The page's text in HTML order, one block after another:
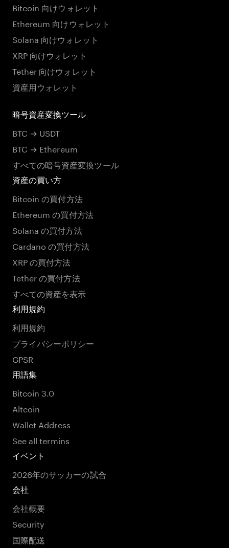
Bitcoin 向けウォレット
Ethereum 向けウォレット
Solana 向けウォレット
XRP 向けウォレット
Tether 向けウォレット
資産用ウォレット
暗号資産変換ツール
BTC → USDT
BTC → Ethereum
すべての暗号資産変換ツール
資産の買い方
Bitcoin の買付方法
Ethereum の買付方法
Solana の買付方法
Cardano の買付方法
XRP の買付方法
Tether の買付方法
すべての資産を表示
利用規約
利用規約
プライバシーポリシー
GPSR
用語集
Bitcoin 3.0
Altcoin
Wallet Address
See all termins
イベント
2026年のサッカーの試合
会社
会社概要
Security
国際配送